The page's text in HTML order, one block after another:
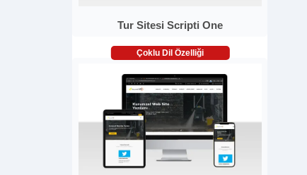
Tur Sitesi Scripti One
Çoklu Dil Özelliği